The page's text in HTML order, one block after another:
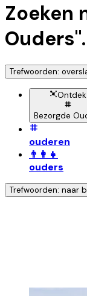
Zoeken
Ouders".
Trefwoorden:
Ontdek
Bezorgde
ouderen
👨‍👩‍👧
ouders
Trefwoorden: naar